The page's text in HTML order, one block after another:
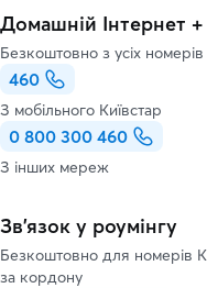
Домашній Інтернет
Безкоштовно з усіх номерів
460
З мобільного Київстар
0 800 300 460
З інших мереж
Зв’язок у роумінгу
Безкоштовно для номерів
за кордону